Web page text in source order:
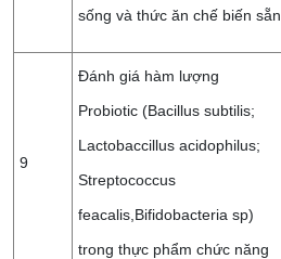
sống và thức ăn chế biến sẵn
9
Đánh giá hàm lượng
Probiotic (Bacillus subtilis;
Lactobaccillus acidophilus;
Streptococcus
feacalis,Bifidobacteria sp)
trong thực phẩm chức năng